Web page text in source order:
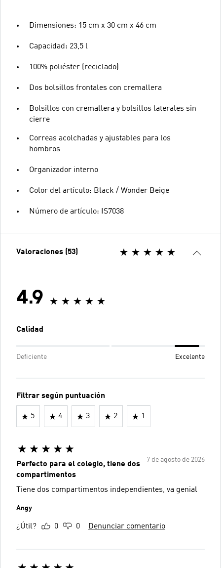
Dimensiones: 15 cm x 30 cm x 46 cm
Capacidad: 23,5 l
100% poliéster (reciclado)
Dos bolsillos frontales con cremallera
Bolsillos con cremallera y bolsillos laterales sin
cierre
Correas acolchadas y ajustables para los
hombros
Organizador interno
Color del artículo: Black / Wonder Beige
Número de artículo: IS7038
Valoraciones (53)
4.9
Calidad
Deficiente Excelente
Filtrar según puntuación
5 4 3 2 1
7 de agosto de 2026
Perfecto para el colegio, tiene dos
compartimentos
Tiene dos compartimentos independientes, va genial
Angy
¿Útil? 0 0 Denunciar comentario